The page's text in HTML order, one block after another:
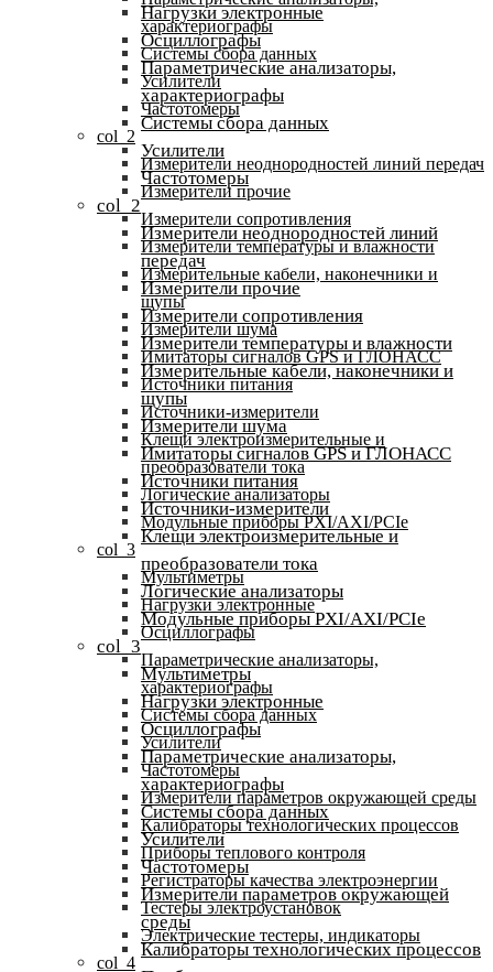
характериографы
Системы сбора данных
Усилители
Частотомеры
col_2
Измерители неоднородностей линий передач
Измерители прочие
Измерители сопротивления
Измерители температуры и влажности
Измерительные кабели, наконечники и
щупы
Измерители шума
Имитаторы сигналов GPS и ГЛОНАСС
Источники питания
Источники-измерители
Клещи электроизмерительные и
преобразователи тока
Логические анализаторы
Модульные приборы PXI/AXI/PCIe
col_3
Мультиметры
Нагрузки электронные
Осциллографы
Параметрические анализаторы,
характериографы
Системы сбора данных
Усилители
Частотомеры
Измерители параметров окружающей среды
Калибраторы технологических процессов
Приборы теплового контроля
Регистраторы качества электроэнергии
Тестеры электроустановок
Электрические тестеры, индикаторы
col_4
Нагрузки электронные
Осциллографы
Параметрические анализаторы,
характериографы
Системы сбора данных
Усилители
Частотомеры
col_2
Измерители неоднородностей линий
передач
Измерители прочие
Измерители сопротивления
Измерители температуры и влажности
Измерительные кабели, наконечники и
щупы
Измерители шума
Имитаторы сигналов GPS и ГЛОНАСС
Источники питания
Источники-измерители
Клещи электроизмерительные и
преобразователи тока
Логические анализаторы
Модульные приборы PXI/AXI/PCIe
col_3
Мультиметры
Нагрузки электронные
Осциллографы
Параметрические анализаторы,
характериографы
Системы сбора данных
Усилители
Частотомеры
Измерители параметров окружающей
среды
Калибраторы технологических процессов